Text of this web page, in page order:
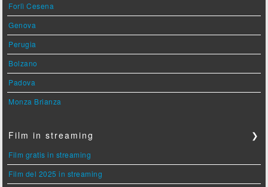
Forlì Cesena
Genova
Perugia
Bolzano
Padova
Monza Brianza
Film in streaming ❯
Film gratis in streaming
Film del 2025 in streaming